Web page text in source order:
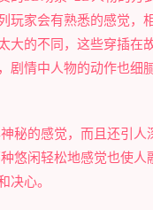
玩家会有熟悉的感觉，
大的不同，这些穿插在
剧情中人物的动作也细
秘的感觉，而且还引
悠闲轻松地感觉也使
决心。